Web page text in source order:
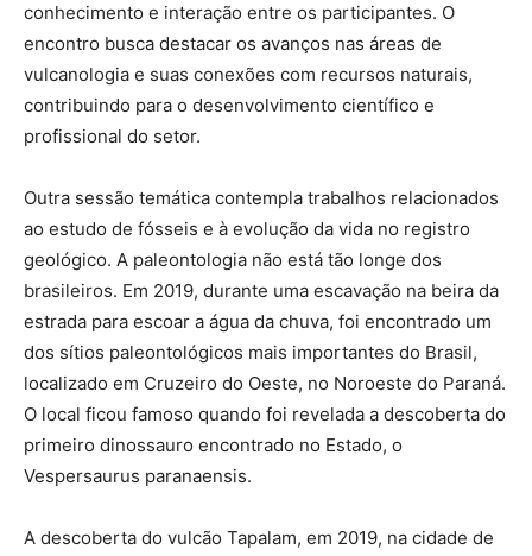
conhecimento e interação entre os participantes. O
encontro busca destacar os avanços nas áreas de
vulcanologia e suas conexões com recursos naturais,
contribuindo para o desenvolvimento científico e
profissional do setor.
Outra sessão temática contempla trabalhos relacionados
ao estudo de fósseis e à evolução da vida no registro
geológico. A paleontologia não está tão longe dos
brasileiros. Em 2019, durante uma escavação na beira da
estrada para escoar a água da chuva, foi encontrado um
dos sítios paleontológicos mais importantes do Brasil,
localizado em Cruzeiro do Oeste, no Noroeste do Paraná.
O local ficou famoso quando foi revelada a descoberta do
primeiro dinossauro encontrado no Estado, o
Vespersaurus paranaensis.
A descoberta do vulcão Tapalam, em 2019, na cidade de